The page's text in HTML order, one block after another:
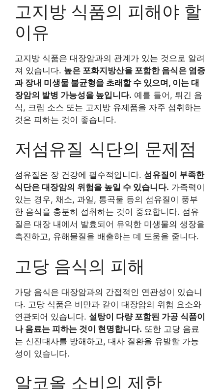
고지방 식품의 피해야 할
이유
고지방 식품은 대장암과의 관계가 있는 것으로 알려
져 있습니다. 높은 포화지방산을 포함한 음식은 염증
과 장내 미생물 불균형을 초래할 수 있으며, 이는 대
장암의 발병 가능성을 높입니다. 예를 들어, 튀긴 음
식, 크림 소스 또는 고지방 유제품을 자주 섭취하는
것은 피하는 것이 좋습니다.
저섬유질 식단의 문제점
섬유질은 장 건강에 필수적입니다. 섬유질이 부족한
식단은 대장암의 위험을 높일 수 있습니다. 가족력이
있는 경우, 채소, 과일, 통곡물 등의 섬유질이 풍부
한 음식을 충분히 섭취하는 것이 중요합니다. 섬유
질은 대장 내에서 발효되어 유익한 미생물의 생장을
촉진하고, 유해물질을 배출하는 데 도움을 줍니다.
고당 음식의 피해
가당 음식은 대장암과의 간접적인 연관성이 있습니
다. 고당 식품은 비만과 같이 대장암의 위험 요소와
연관되어 있습니다. 설탕이 다량 포함된 가공 식품이
나 음료는 피하는 것이 현명합니다. 또한 고당 음료
는 신진대사를 방해하고, 대사 질환을 유발할 가능
성이 있습니다.
알코올 소비의 제한